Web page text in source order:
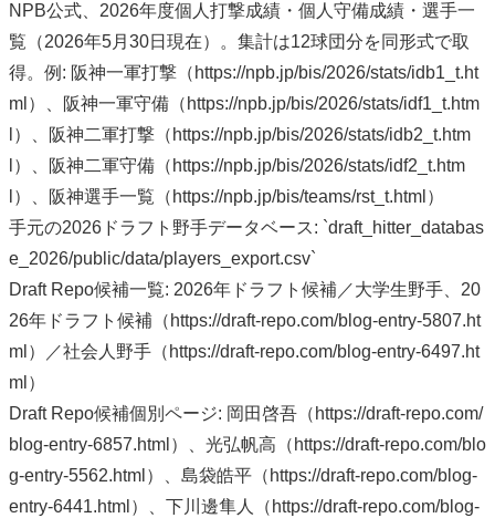
NPB公式、2026年度個人打撃成績・個人守備成績・選手一
覧（2026年5月30日現在）。集計は12球団分を同形式で取
得。例: 阪神一軍打撃（https://npb.jp/bis/2026/stats/idb1_t.ht
ml）、阪神一軍守備（https://npb.jp/bis/2026/stats/idf1_t.htm
l）、阪神二軍打撃（https://npb.jp/bis/2026/stats/idb2_t.htm
l）、阪神二軍守備（https://npb.jp/bis/2026/stats/idf2_t.htm
l）、阪神選手一覧（https://npb.jp/bis/teams/rst_t.html）
手元の2026ドラフト野手データベース: `draft_hitter_databas
e_2026/public/data/players_export.csv`
Draft Repo候補一覧: 2026年ドラフト候補／大学生野手、20
26年ドラフト候補（https://draft-repo.com/blog-entry-5807.ht
ml）／社会人野手（https://draft-repo.com/blog-entry-6497.ht
ml）
Draft Repo候補個別ページ: 岡田啓吾（https://draft-repo.com/
blog-entry-6857.html）、光弘帆高（https://draft-repo.com/blo
g-entry-5562.html）、島袋皓平（https://draft-repo.com/blog-
entry-6441.html）、下川邊隼人（https://draft-repo.com/blog-